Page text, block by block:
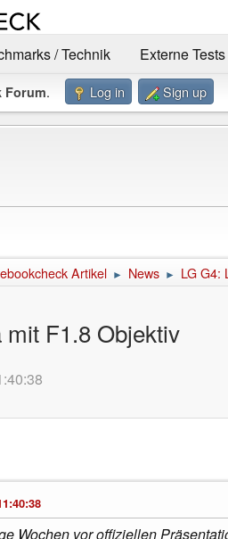
/ Technik Externe Tests
Forum. Log in Sign up
Artikel ► News ► LG G4:
mit F1.8 Objektiv
Wochen vor offiziellen